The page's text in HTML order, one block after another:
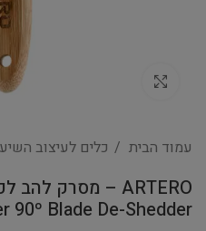
עמוד הבית כלים לעיצוב
90º Blade De-Shedder